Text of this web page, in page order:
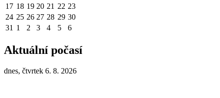
17 18 19 20 21 22 23
24 25 26 27 28 29 30
31 1 2 3 4 5 6
Aktuální počasí
dnes, čtvrtek 6. 8. 2026